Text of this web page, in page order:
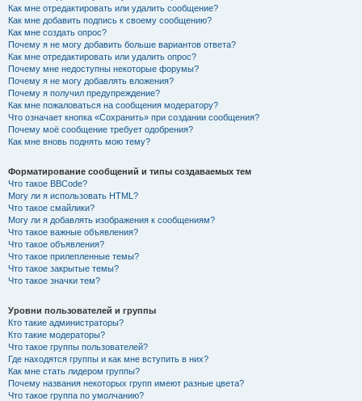
Как мне отредактировать или удалить сообщение?
Как мне добавить подпись к своему сообщению?
Как мне создать опрос?
Почему я не могу добавить больше вариантов ответа?
Как мне отредактировать или удалить опрос?
Почему мне недоступны некоторые форумы?
Почему я не могу добавлять вложения?
Почему я получил предупреждение?
Как мне пожаловаться на сообщения модератору?
Что означает кнопка «Сохранить» при создании сообщения?
Почему моё сообщение требует одобрения?
Как мне вновь поднять мою тему?
Форматирование сообщений и типы создаваемых тем
Что такое BBCode?
Могу ли я использовать HTML?
Что такое смайлики?
Могу ли я добавлять изображения к сообщениям?
Что такое важные объявления?
Что такое объявления?
Что такое прилепленные темы?
Что такое закрытые темы?
Что такое значки тем?
Уровни пользователей и группы
Кто такие администраторы?
Кто такие модераторы?
Что такое группы пользователей?
Где находятся группы и как мне вступить в них?
Как мне стать лидером группы?
Почему названия некоторых групп имеют разные цвета?
Что такое группа по умолчанию?